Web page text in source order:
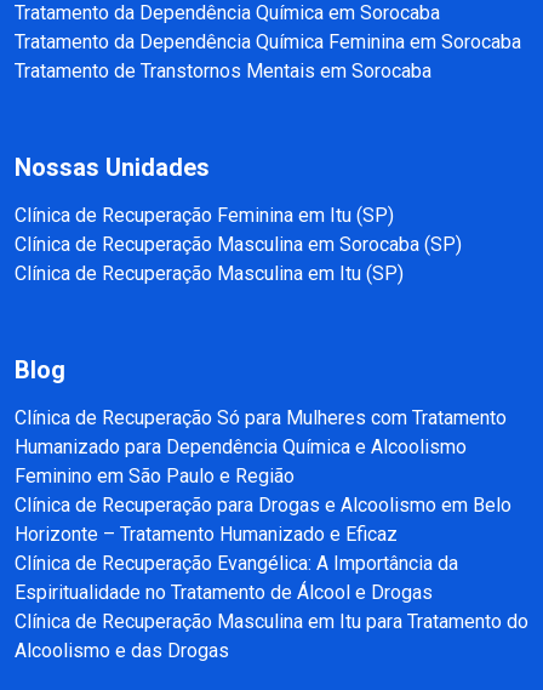
Tratamento da Dependência Química em Sorocaba
Tratamento da Dependência Química Feminina em Sorocaba
Tratamento de Transtornos Mentais em Sorocaba
Nossas Unidades
Clínica de Recuperação Feminina em Itu (SP)
Clínica de Recuperação Masculina em Sorocaba (SP)
Clínica de Recuperação Masculina em Itu (SP)
Blog
Clínica de Recuperação Só para Mulheres com Tratamento
Humanizado para Dependência Química e Alcoolismo
Feminino em São Paulo e Região
Clínica de Recuperação para Drogas e Alcoolismo em Belo
Horizonte – Tratamento Humanizado e Eficaz
Clínica de Recuperação Evangélica: A Importância da
Espiritualidade no Tratamento de Álcool e Drogas
Clínica de Recuperação Masculina em Itu para Tratamento do
Alcoolismo e das Drogas